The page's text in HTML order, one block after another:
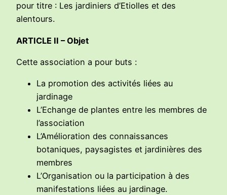
pour titre : Les jardiniers d’Etiolles et des
alentours.
ARTICLE II – Objet
Cette association a pour buts :
La promotion des activités liées au
jardinage
L’Echange de plantes entre les membres de
l’association
L’Amélioration des connaissances
botaniques, paysagistes et jardinières des
membres
L’Organisation ou la participation à des
manifestations liées au jardinage.